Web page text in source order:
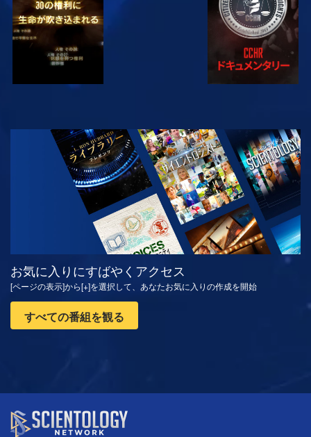
観る シリーズを探求
お気に入りにすばやくアクセス
[ページの表示]から[+]を選択して、あなたお気に入りの作成を開始
すべての番組を観る